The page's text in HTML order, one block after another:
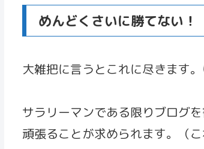
めんどくさいに勝てない！
大雑把に言うとこれに尽きます
サラリーマンである限りブログ
頑張ることが求められます。（